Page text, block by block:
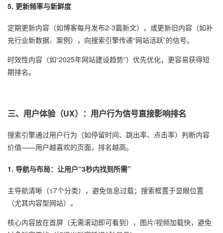
5. 更新频率与新鲜度
定期更新内容（如博客每月发布2-3篇新文），或更新旧内容（如补
充行业新数据、案例），向搜索引擎传递“网站活跃”的信号。
时效性内容（如“2025年网站建设趋势”）优先优化，更容易获得短
期排名。
三、用户体验（UX）：用户行为信号直接影响排名
搜索引擎通过用户行为（如停留时间、跳出率、点击率）判断内容
价值——用户越喜欢的页面，排名越高。
1. 导航与布局：让用户“3秒内找到所需”
主导航清晰（≤7个分类），避免信息过载；搜索框置于显眼位置
（尤其内容型网站）。
核心内容放在首屏（无需滚动即可看到），图片/视频加载快，避免